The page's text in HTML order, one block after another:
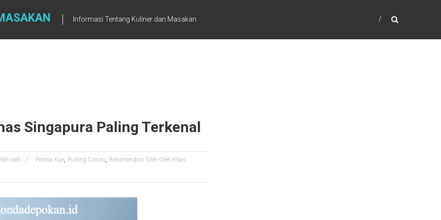
Informasi Tentang Kuliner dan Masakan
Singapura Paling Terkenal
oleh Perasa Kue, Puding Cincau, Rekomendasi Oleh-Oleh Khas